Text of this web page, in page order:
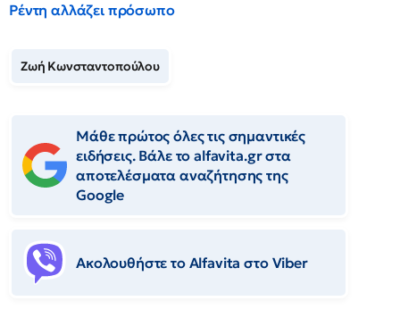
Ρέντη αλλάζει πρόσωπο
Ζωή Κωνσταντοπούλου
Μάθε πρώτος όλες τις σημαντικές
ειδήσεις. Βάλε το alfavita.gr στα
αποτελέσματα αναζήτησης της
Google
Ακολουθήστε το Αlfavita στο Viber